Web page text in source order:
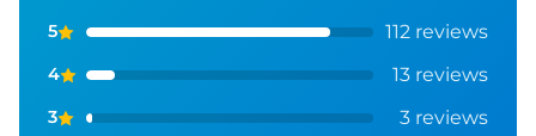
5 112 reviews
4 13 reviews
3 3 reviews